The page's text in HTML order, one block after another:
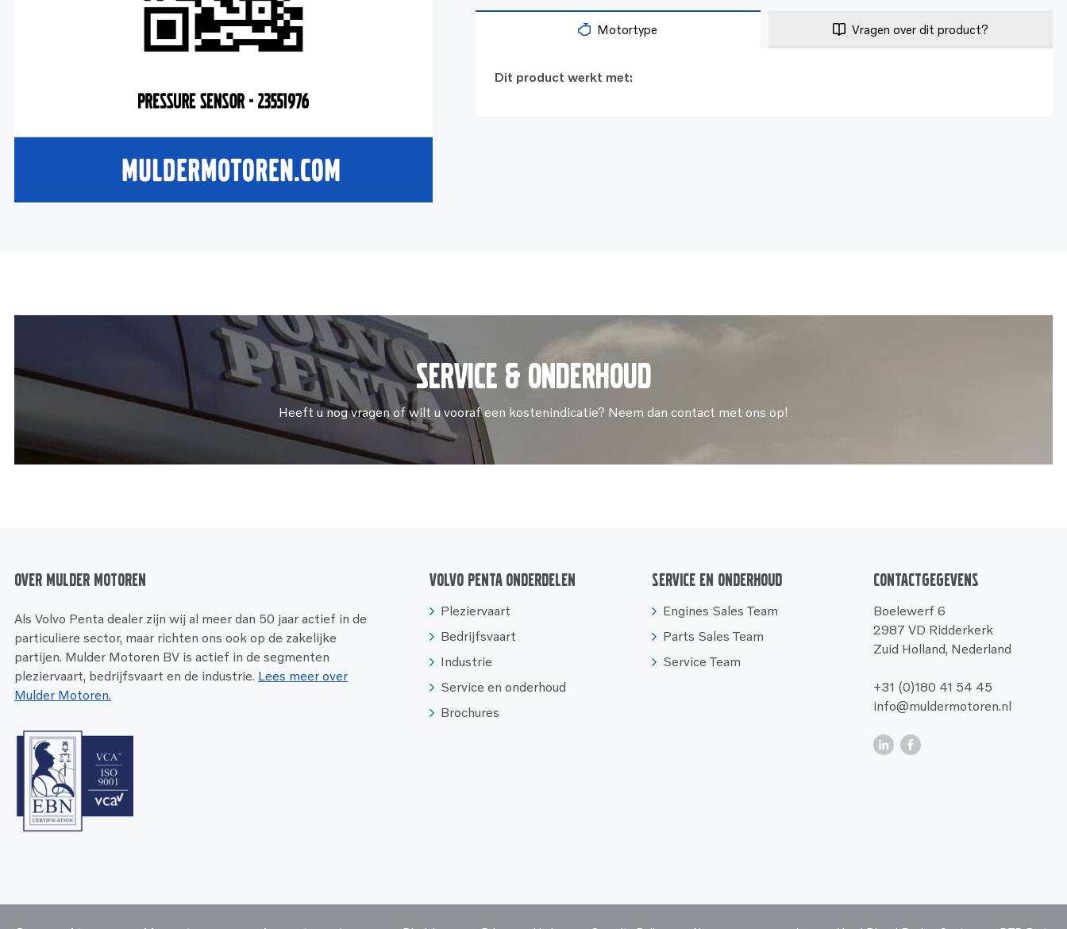
Motortype Vragen over dit product?
Dit product werkt met:
Service & onderhoud
Heeft u nog vragen of wilt u vooraf een kostenindicatie? Neem dan contact met ons op!
Over Mulder Motoren
Als Volvo Penta dealer zijn wij al meer dan 50 jaar actief in de
particuliere sector, maar richten ons ook op de zakelijke
partijen. Mulder Motoren BV is actief in de segmenten
pleziervaart, bedrijfsvaart en de industrie. Lees meer over
Mulder Motoren.
Volvo Penta onderdelen
Pleziervaart
Bedrijfsvaart
Industrie
Service en onderhoud
Brochures
Service en onderhoud
Engines Sales Team
Parts Sales Team
Service Team
Contactgegevens
Boelewerf 6
2987 VD Ridderkerk
Zuid Holland, Nederland
+31 (0)180 41 54 45
info@muldermotoren.nl